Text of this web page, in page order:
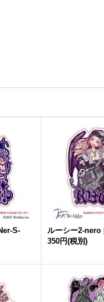
S- ルーシー2-nero
350円(税別)